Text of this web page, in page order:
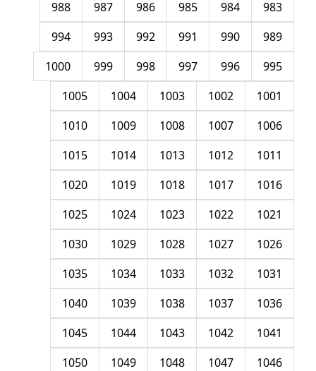
983
984
985
986
987
988
989
990
991
992
993
994
995
996
997
998
999
1000
1001
1002
1003
1004
1005
1006
1007
1008
1009
1010
1011
1012
1013
1014
1015
1016
1017
1018
1019
1020
1021
1022
1023
1024
1025
1026
1027
1028
1029
1030
1031
1032
1033
1034
1035
1036
1037
1038
1039
1040
1041
1042
1043
1044
1045
1046
1047
1048
1049
1050